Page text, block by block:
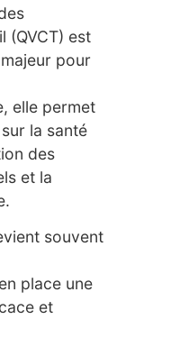
(QVCT) est
pour
elle permet
la santé
des
et la
souvent
place une
et